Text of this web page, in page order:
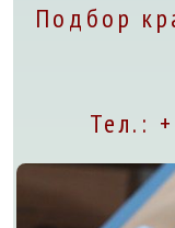
Подбор
Тел.: